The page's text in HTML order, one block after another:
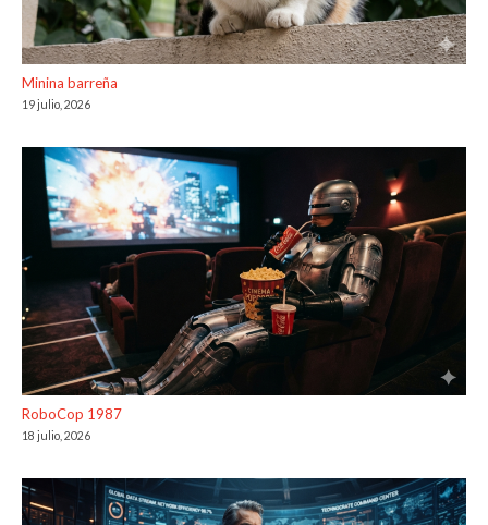
Minina barreña
19 julio, 2026
RoboCop 1987
18 julio, 2026